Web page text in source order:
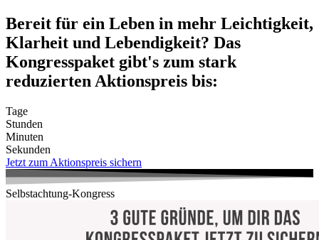
Zum
Inhalt
wechseln
Bereit für ein Leben in mehr Leichtigkeit,
Klarheit und Lebendigkeit? Das
Kongresspaket gibt's zum stark
reduzierten Aktionspreis bis:
Tage
Stunden
Minuten
Sekunden
Jetzt zum Aktionspreis sichern
Selbstachtung-Kongress